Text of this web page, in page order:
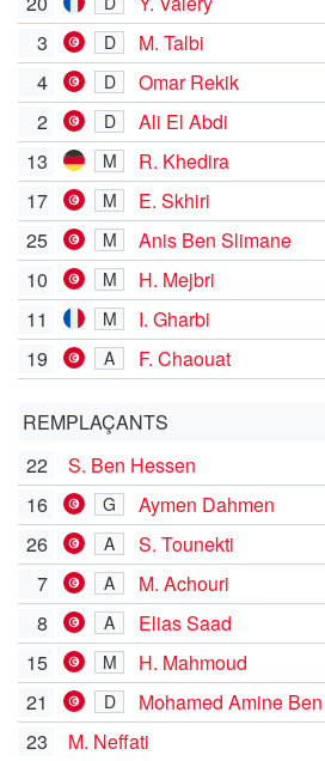
3
D
M. Talbi
4
D
Omar Rekik
2
D
Ali El Abdi
13
M R. Khedira
17 M
E. Skhiri
25
M Anis Ben Slimane
10 M H. Mejbri
11 M I. Gharbi
19 A F. Chaouat
REMPLAÇANTS
22
S. Ben Hessen
16
G
Aymen Dahmen
26
A S. Tounekti
7 A
M. Achouri
8
A Elias Saad
15 M H. Mahmoud
21 D
Mohamed Amine
23
M. Neffati